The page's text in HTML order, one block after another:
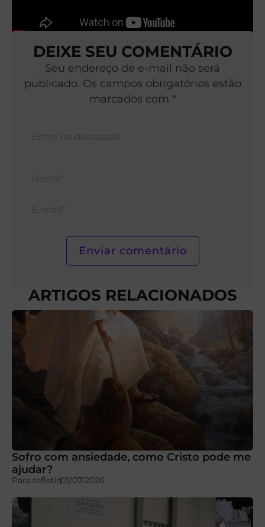
DEIXE SEU COMENTÁRIO
Seu endereço de e-mail não será
publicado. Os campos obrigatórios estão
marcados com *
ARTIGOS RELACIONADOS
Sofro com ansiedade, como Cristo pode me
ajudar?
Para refletir01/07/2026